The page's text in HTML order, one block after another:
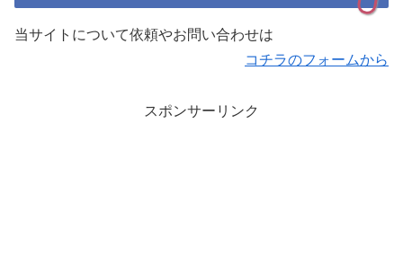
当サイトについて依頼やお問い合わせは
コチラのフォームから
スポンサーリンク